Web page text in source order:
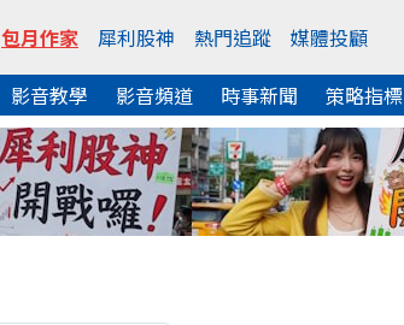
包月作家 犀利股神 熱門追蹤 媒體投顧
影音教學 影音頻道 時事新聞 策略指標